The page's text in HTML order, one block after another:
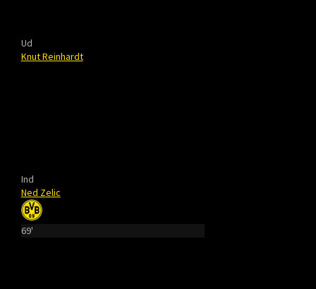
Ud
Knut Reinhardt
Ind
Ned Zelic
69'